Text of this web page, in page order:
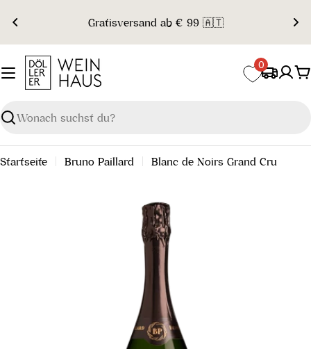
Inhalt
springen
Gratisversand ab € 99 🇦🇹
Suchen
0
Startseite Bruno Paillard Blanc de Noirs Grand Cru